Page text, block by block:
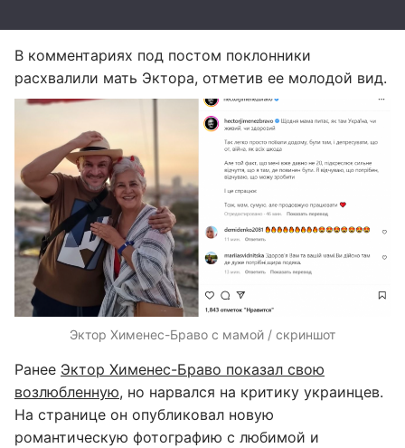
В комментариях под постом поклонники
расхвалили мать Эктора, отметив ее молодой вид.
Эктор Хименес-Браво с мамой / скриншот
Ранее Эктор Хименес-Браво показал свою
возлюбленную, но нарвался на критику украинцев.
На странице он опубликовал новую
романтическую фотографию с любимой и